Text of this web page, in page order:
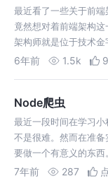
最近看了一些关于前端
竟然想对着前端架构
架构师就是位于技术
向的那拨人。然而从行
6年前 1.5k 9
Node爬虫
最近一段时间在学习
不是很难。然而在准
要做一个有意义的东
想要的内容。在打算实
7年前 287